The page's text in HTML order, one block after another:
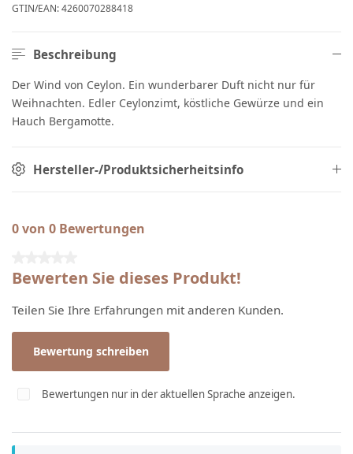
GTIN/EAN:4260070288418
Beschreibung
Der Wind von Ceylon. Ein wunderbarer Duft nicht nur für
Weihnachten. Edler Ceylonzimt, köstliche Gewürze und ein
Hauch Bergamotte.
Hersteller-/Produktsicherheitsinfo
0 von 0 Bewertungen
Bewerten Sie dieses Produkt!
Teilen Sie Ihre Erfahrungen mit anderen Kunden.
Bewertung schreiben
Bewertungen nur in der aktuellen Sprache anzeigen.